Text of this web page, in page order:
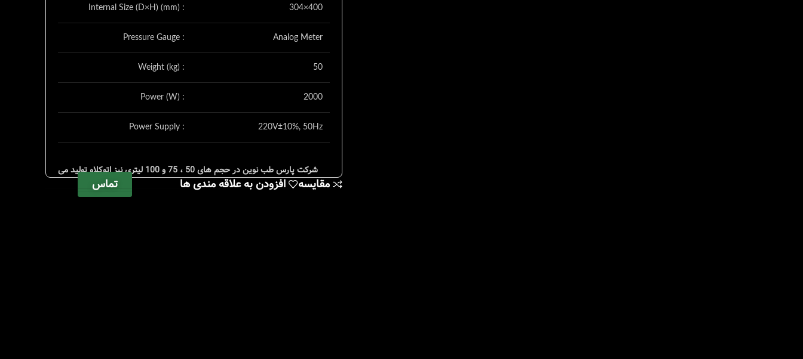
Internal Size (D×H) (mm) : 304×400
Pressure Gauge : Analog Meter
Weight (kg) : 50
Power (W) : 2000
Power Supply : 220V±10%, 50Hz
شرکت پارس طب نوین در حجم های 50 ، 75 و 100 لیتری نیز اتوکلاو تولید می
مقایسه افزودن به علاقه مندی ها تماس